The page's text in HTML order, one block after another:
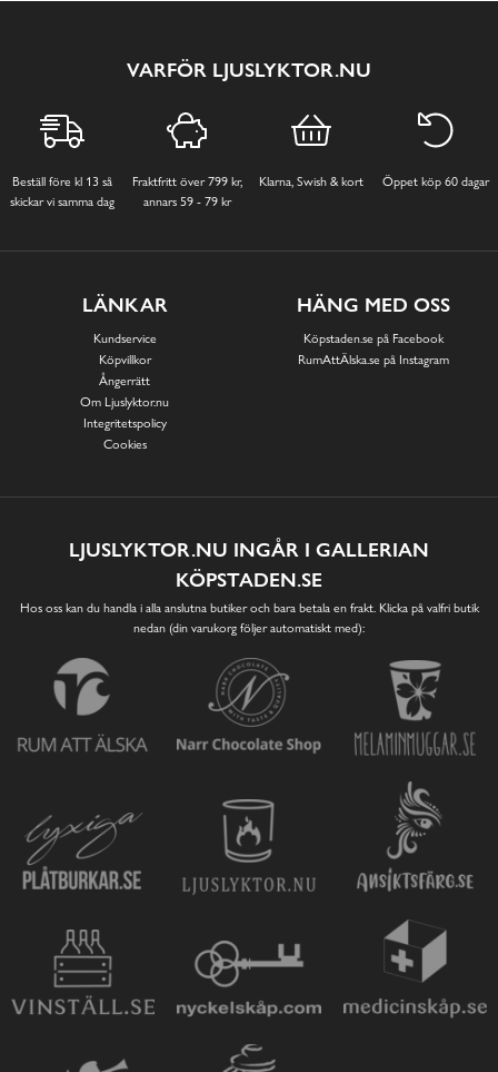
VARFÖR LJUSLYKTOR.NU
Beställ före kl 13 så
skickar vi samma dag
Fraktfritt över 799 kr,
annars 59 - 79 kr
Klarna, Swish & kort Öppet köp 60 dagar
LÄNKAR
Kundservice
Köpvillkor
Ångerrätt
Om Ljuslyktor.nu
Integritetspolicy
Cookies
HÄNG MED OSS
Köpstaden.se på Facebook
RumAttÄlska.se på Instagram
LJUSLYKTOR.NU INGÅR I GALLERIAN
KÖPSTADEN.SE
Hos oss kan du handla i alla anslutna butiker och bara betala en frakt. Klicka på valfri butik
nedan (din varukorg följer automatiskt med):